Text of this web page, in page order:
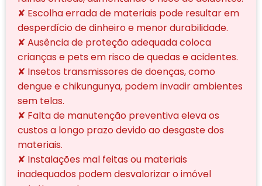
✘ Escolha errada de materiais pode resultar em
desperdício de dinheiro e menor durabilidade.
✘ Ausência de proteção adequada coloca
crianças e pets em risco de quedas e acidentes.
✘ Insetos transmissores de doenças, como
dengue e chikungunya, podem invadir ambientes
sem telas.
✘ Falta de manutenção preventiva eleva os
custos a longo prazo devido ao desgaste dos
materiais.
✘ Instalações mal feitas ou materiais
inadequados podem desvalorizar o imóvel